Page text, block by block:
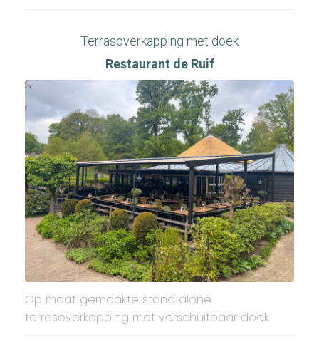
Terrasoverkapping met doek
Restaurant de Ruif
Op maat gemaakte stand alone
terrasoverkapping met verschuifbaar doek